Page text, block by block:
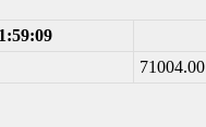
71004.00